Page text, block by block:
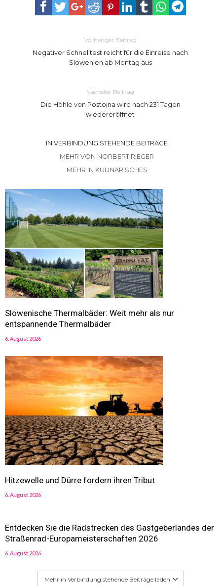
Vorheriger Beitrag
Negativer Schnelltest reicht für die Einreise nach
Slowenien ab Montag aus
Nächster Beitrag
Die Höhle von Postojna wird nach 231 Tagen
wiedereröffnet
IN VERBINDUNG STEHENDE BEITRÄGE
MEHR VON NORBERT RIEGER
MEHR IN KULINARISCHES
Slowenische Thermalbäder: Weit mehr als nur
entspannende Thermalbäder
6. August 2026
Hitzewelle und Dürre fordern ihren Tribut
6. August 2026
Entdecken Sie die Radstrecken des Gastgeberlandes der
Straßenrad-Europameisterschaften 2026
6. August 2026
Mehr in Verbindung stehende Beiträge laden